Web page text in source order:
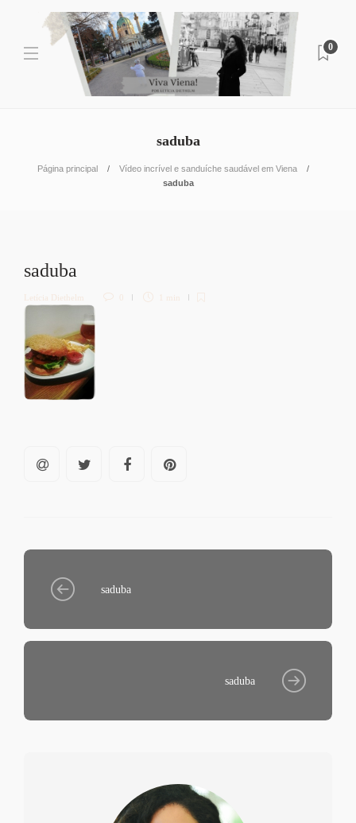
0
saduba
Página principal
Vídeo incrível e sanduíche saudável em Viena
saduba
saduba
Letícia Diethelm 0 1 min
saduba
saduba